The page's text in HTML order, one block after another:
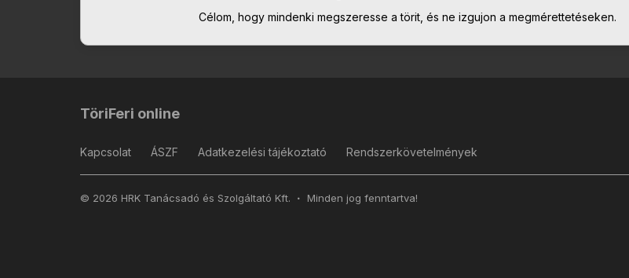
Célom, hogy mindenki megszeresse a törit, és ne izgujon a megmérettetéseken.
TöriFeri online
Kapcsolat ÁSZF Adatkezelési tájékoztató Rendszerkövetelmények
© 2026 HRK Tanácsadó és Szolgáltató Kft. Minden jog fenntartva!